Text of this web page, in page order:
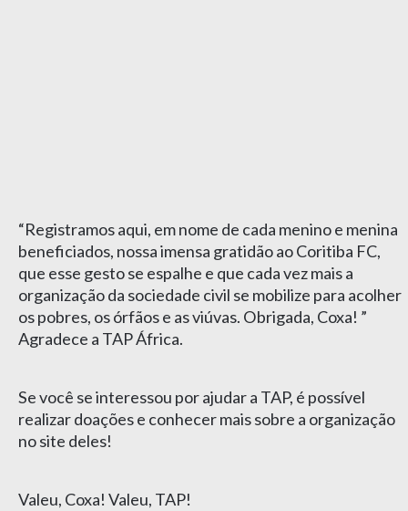
“Registramos aqui, em nome de cada menino e menina
beneficiados, nossa imensa gratidão ao Coritiba FC,
que esse gesto se espalhe e que cada vez mais a
organização da sociedade civil se mobilize para acolher
os pobres, os órfãos e as viúvas. Obrigada, Coxa! ”
Agradece a TAP África.
Se você se interessou por ajudar a TAP, é possível
realizar doações e conhecer mais sobre a organização
no site deles!
Valeu, Coxa! Valeu, TAP!